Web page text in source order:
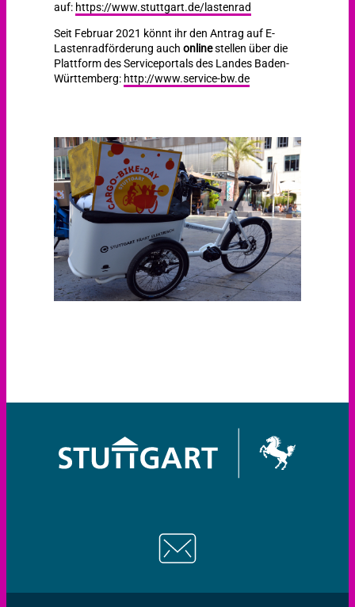
auf: https://www.stuttgart.de/lastenrad
Seit Februar 2021 könnt ihr den Antrag auf E-
Lastenradförderung auchonlinestellen über die
Plattform des Serviceportals des Landes Baden-
Württemberg: http://www.service-bw.de